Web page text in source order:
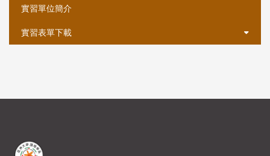
實習單位簡介
實習表單下載